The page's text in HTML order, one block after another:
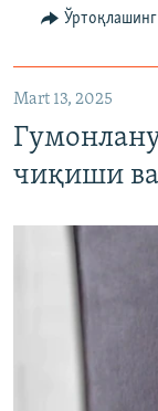
Ўртоқлашинг
Mart 13, 2025
чиқиши